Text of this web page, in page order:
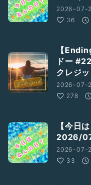
2026-07-
36
【
ドー
クレジ
2026-07-
278
【今日
2026/
2026-07-
33